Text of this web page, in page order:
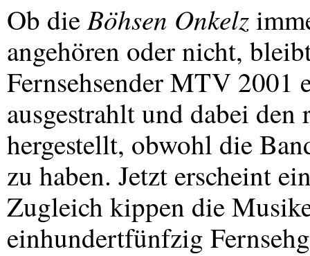
Ob dieBöhsen Onkelz
angehören oder nicht,
FernsehsenderMTV 2001
ausgestrahlt und dabei den
hergestellt, obwohl die
zu haben. Jetzt erscheint
Zugleich kippen die
einhundertfünfzig